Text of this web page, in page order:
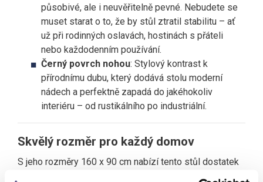
působivé, ale i neuvěřitelně pevné. Nebudete se
muset starat o to, že by stůl ztratil stabilitu – ať
už při rodinných oslavách, hostinách s přáteli
nebo každodenním používání.
Černý povrch nohou: Stylový kontrast k
přírodnímu dubu, který dodává stolu moderní
nádech a perfektně zapadá do jakéhokoliv
interiéru – od rustikálního po industriální.
Skvělý rozměr pro každý domov
S jeho rozměry 160 x 90 cm nabízí tento stůl dostatek
prostoru pro pohodlné stolování až šesti osob.